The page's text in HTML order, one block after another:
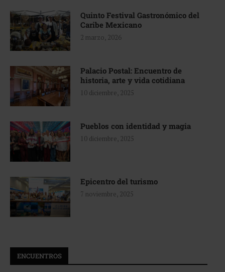
Quinto Festival Gastronómico del
Caribe Mexicano
2 marzo, 2026
Palacio Postal: Encuentro de
historia, arte y vida cotidiana
10 diciembre, 2025
Pueblos con identidad y magia
10 diciembre, 2025
Epicentro del turismo
7 noviembre, 2025
ENCUENTROS